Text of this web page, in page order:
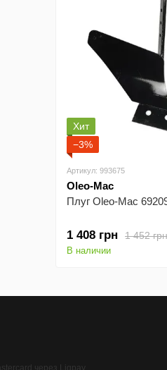
Хит
−3%
Артикул: 993675
Oleo-Mac
Плуг Oleo-Mac
1 452 грн
1 408 грн
В наличии